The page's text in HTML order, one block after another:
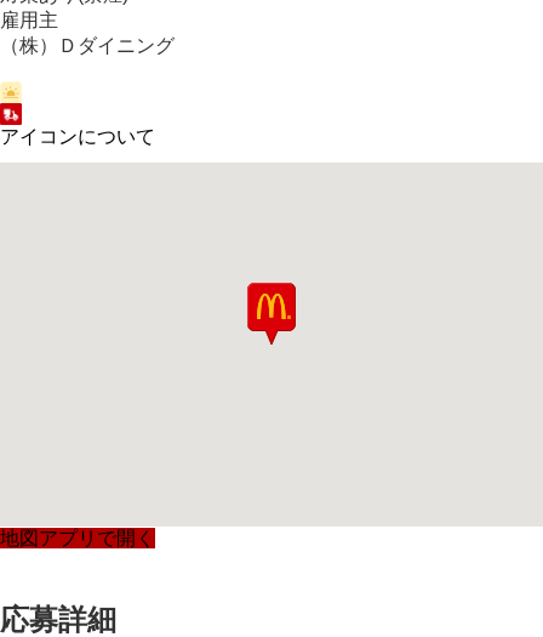
雇用主
（株）Ｄダイニング
アイコンについて
地図アプリで開く
応募詳細